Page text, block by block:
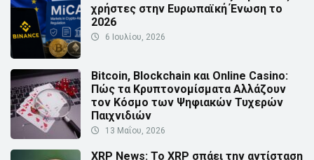
χρήστες στην Ευρωπαϊκή Ένωση το
2026
6 Ιουλίου, 2026
Bitcoin, Blockchain και Online Casino:
Πώς τα Κρυπτονομίσματα Αλλάζουν
τον Κόσμο των Ψηφιακών Τυχερών
Παιχνιδιών
13 Μαΐου, 2026
XRP News: Το XRP σπάει την αντίσταση